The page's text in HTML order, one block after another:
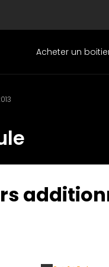
Acheter un